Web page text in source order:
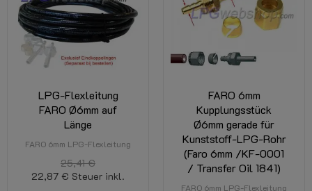
LPG-Flexleitung
FARO Ø6mm auf
Länge
FARO 6mm LPG-Flexleitung
25,41 €
22,87 € Steuer inkl.
FARO 6mm
Kupplungsstück
Ø6mm gerade für
Kunststoff-LPG-Rohr
(Faro 6mm /KF-0001
/ Transfer Oil 1841)
FARO 6mm LPG-Flexleitung